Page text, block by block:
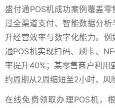
盛付通POS机成功案例覆盖
过全渠道支付、智能数据分
升经营效率与数字化能力。
通POS机实现扫码、刷卡、
率提升40%；某零售商户利用
约周期从2周缩短至2小时，风
在线免费领取办理POS机，